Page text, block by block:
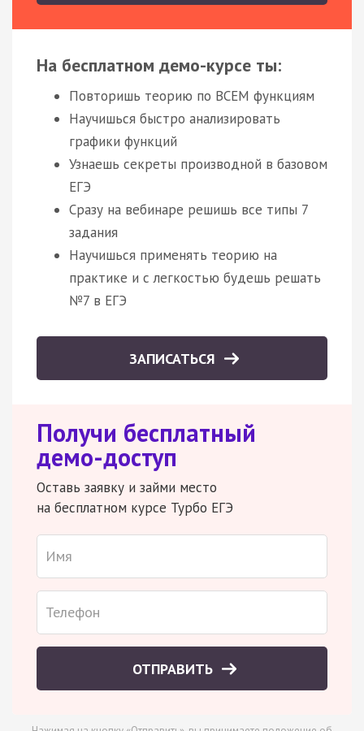
На бесплатном демо-курсе ты:
Повторишь теорию по ВСЕМ функциям
Научишься быстро анализировать
графики функций
Узнаешь секреты производной в базовом
ЕГЭ
Сразу на вебинаре решишь все типы 7
задания
Научишься применять теорию на
практике и с легкостью будешь решать
№7 в ЕГЭ
ЗАПИСАТЬСЯ
Получи бесплатный
демо-доступ
Оставь заявку и займи место
на бесплатном курсе Турбо ЕГЭ
ОТПРАВИТЬ